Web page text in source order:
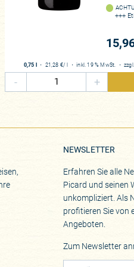
+++
0,75 l ・ 21,28 €/ l ・inkl. 19 % MwSt. ・
- +
NEWSLETTER
Erfahren Sie alle
Picard und seinen
unkompliziert. Als
profitieren Sie von
Angeboten.
Zum Newsletter